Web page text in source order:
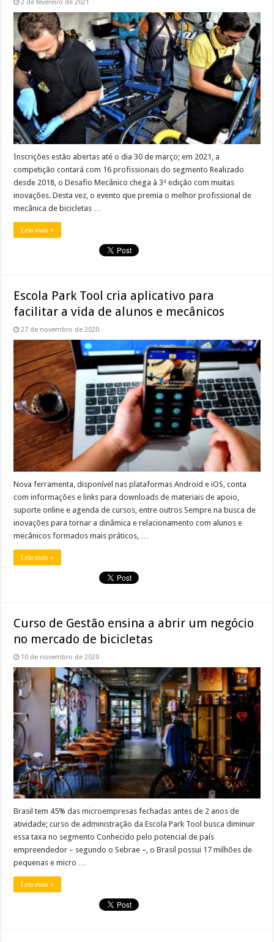
2 de fevereiro de 2021
Inscrições estão abertas até o dia 30 de março; em 2021, a
competição contará com 16 profissionais do segmento Realizado
desde 2018, o Desafio Mecânico chega à 3ª edição com muitas
inovações. Desta vez, o evento que premia o melhor profissional de
mecânica de bicicletas …
Leia mais »
Escola Park Tool cria aplicativo para
facilitar a vida de alunos e mecânicos
27 de novembro de 2020
Nova ferramenta, disponível nas plataformas Android e iOS, conta
com informações e links para downloads de materiais de apoio,
suporte online e agenda de cursos, entre outros Sempre na busca de
inovações para tornar a dinâmica e relacionamento com alunos e
mecânicos formados mais práticos, …
Leia mais »
Curso de Gestão ensina a abrir um negócio
no mercado de bicicletas
10 de novembro de 2020
Brasil tem 45% das microempresas fechadas antes de 2 anos de
atividade; curso de administração da Escola Park Tool busca diminuir
essa taxa no segmento Conhecido pelo potencial de país
empreendedor – segundo o Sebrae –, o Brasil possui 17 milhões de
pequenas e micro …
Leia mais »